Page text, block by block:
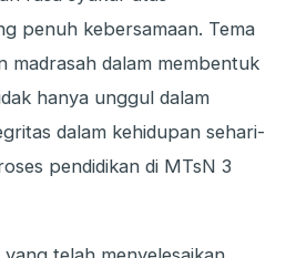
penuh kebersamaan. Tema
madrasah dalam membentuk
hanya unggul dalam
dalam kehidupan sehari-
pendidikan di MTsN 3